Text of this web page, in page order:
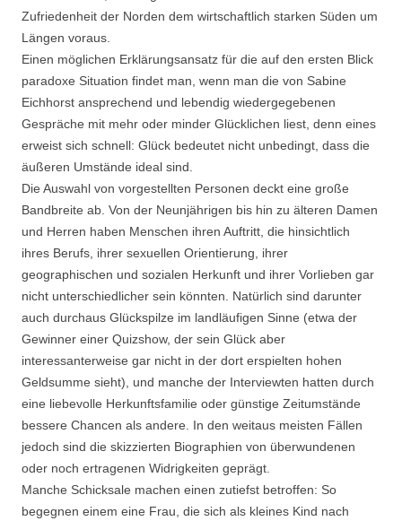
Zufriedenheit der Norden dem wirtschaftlich starken Süden um
Längen voraus.
Einen möglichen Erklärungsansatz für die auf den ersten Blick
paradoxe Situation findet man, wenn man die von Sabine
Eichhorst ansprechend und lebendig wiedergegebenen
Gespräche mit mehr oder minder Glücklichen liest, denn eines
erweist sich schnell: Glück bedeutet nicht unbedingt, dass die
äußeren Umstände ideal sind.
Die Auswahl von vorgestellten Personen deckt eine große
Bandbreite ab. Von der Neunjährigen bis hin zu älteren Damen
und Herren haben Menschen ihren Auftritt, die hinsichtlich
ihres Berufs, ihrer sexuellen Orientierung, ihrer
geographischen und sozialen Herkunft und ihrer Vorlieben gar
nicht unterschiedlicher sein könnten. Natürlich sind darunter
auch durchaus Glückspilze im landläufigen Sinne (etwa der
Gewinner einer Quizshow, der sein Glück aber
interessanterweise gar nicht in der dort erspielten hohen
Geldsumme sieht), und manche der Interviewten hatten durch
eine liebevolle Herkunftsfamilie oder günstige Zeitumstände
bessere Chancen als andere. In den weitaus meisten Fällen
jedoch sind die skizzierten Biographien von überwundenen
oder noch ertragenen Widrigkeiten geprägt.
Manche Schicksale machen einen zutiefst betroffen: So
begegnen einem eine Frau, die sich als kleines Kind nach